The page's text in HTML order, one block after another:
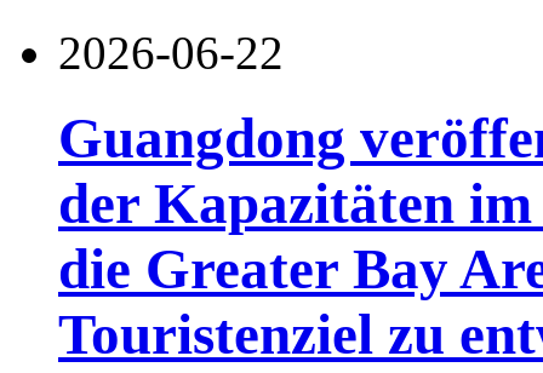
2026-06-22
Guangdong
der Kapazitäten
die Greater Bay
Touristenziel zu